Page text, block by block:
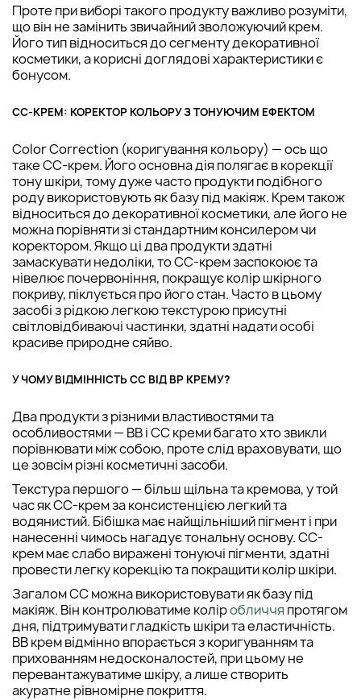
Проте при виборі такого продукту важливо розуміти,
що він не замінить звичайний зволожуючий крем.
Його тип відноситься до сегменту декоративної
косметики, а корисні доглядові характеристики є
бонусом.
CC-КРЕМ: КОРЕКТОР КОЛЬОРУ З ТОНУЮЧИМ ЕФЕКТОМ
Color Correction (коригування кольору) — ось що
таке СС-крем. Його основна дія полягає в корекції
тону шкіри, тому дуже часто продукти подібного
роду використовують як базу під макіяж. Крем також
відноситься до декоративної косметики, але його не
можна порівняти зі стандартним консилером чи
коректором. Якщо ці два продукти здатні
замаскувати недоліки, то СС-крем заспокоює та
нівелює почервоніння, покращує колір шкірного
покриву, піклується про його стан. Часто в цьому
засобі з рідкою легкою текстурою присутні
світловідбиваючі частинки, здатні надати особі
красиве природне сяйво.
У ЧОМУ ВІДМІННІСТЬ CC ВІД ВР КРЕМУ?
Два продукти з різними властивостями та
особливостями — ВВ і СС креми багато хто звикли
порівнювати між собою, проте слід враховувати, що
це зовсім різні косметичні засоби.
Текстура першого — більш щільна та кремова, у той
час як СС-крем за консистенцією легкий та
водянистий. Бібішка має найщільніший пігмент і при
нанесенні чимось нагадує тональну основу. СС-
крем має слабо виражені тонуючі пігменти, здатні
провести легку корекцію та покращити колір шкіри.
Загалом СС можна використовувати як базу під
макіяж. Він контролюватиме коліробличчя протягом
дня, підтримувати гладкість шкіри та еластичність.
ВВ крем відмінно впорається з коригуванням та
прихованням недосконалостей, при цьому не
перевантажуватиме шкіру, а лише створить
акуратне рівномірне покриття.